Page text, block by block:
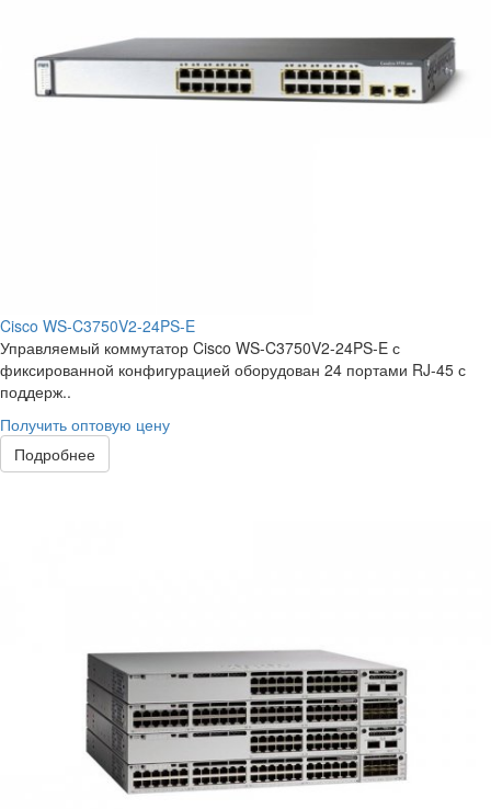
Cisco WS-C3750V2-24PS-E
Управляемый коммутатор Cisco WS-C3750V2-24PS-E с
фиксированной конфигурацией оборудован 24 портами RJ-45 с
поддерж..
Получить оптовую цену
Подробнее